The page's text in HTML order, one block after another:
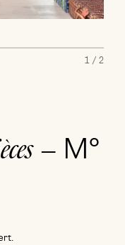
1 / 2
– M°